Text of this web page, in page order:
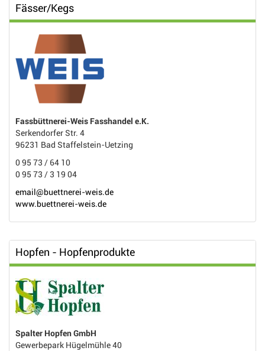
Fässer/Kegs
Fassbüttnerei-Weis Fasshandel e.K.
Serkendorfer Str. 4
96231 Bad Staffelstein-Uetzing
0 95 73 / 64 10
0 95 73 / 3 19 04
email@buettnerei-weis.de
www.buettnerei-weis.de
Hopfen - Hopfenprodukte
Spalter Hopfen GmbH
Gewerbepark Hügelmühle 40